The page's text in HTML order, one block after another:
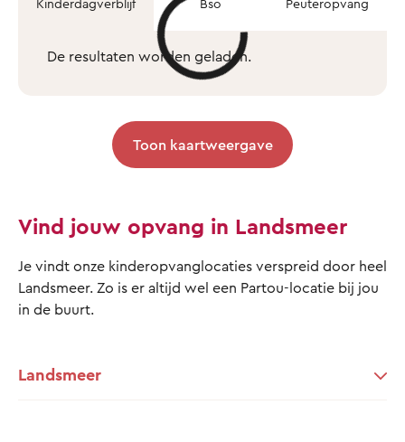
Kinderdagverblijf Bso Peuteropvang
De resultaten worden geladen.
Toon kaartweergave
Vind jouw opvang in Landsmeer
Je vindt onze kinderopvanglocaties verspreid door heel
Landsmeer. Zo is er altijd wel een Partou-locatie bij jou
in de buurt.
Landsmeer